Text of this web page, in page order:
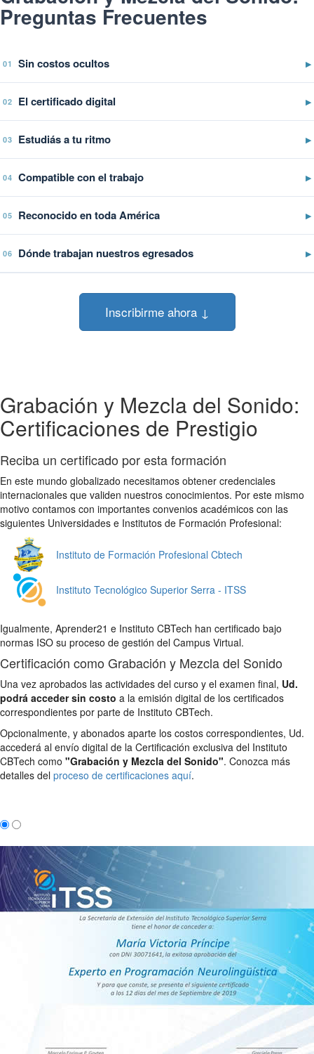
Preguntas Frecuentes
01 Sin costos ocultos ▶
02 El certificado digital ▶
03 Estudiás a tu ritmo ▶
04 Compatible con el trabajo ▶
05 Reconocido en toda América ▶
06 Dónde trabajan nuestros egresados ▶
Inscribirme ahora ↓
Grabación y Mezcla del Sonido:
Certificaciones de Prestigio
Reciba un certificado por esta formación
En este mundo globalizado necesitamos obtener credenciales
internacionales que validen nuestros conocimientos. Por este mismo
motivo contamos con importantes convenios académicos con las
siguientes Universidades e Institutos de Formación Profesional:
Instituto de Formación Profesional Cbtech
Instituto Tecnológico Superior Serra - ITSS
Igualmente, Aprender21 e Instituto CBTech han certificado bajo
normas ISO su proceso de gestión del Campus Virtual.
Certificación como Grabación y Mezcla del Sonido
Una vez aprobados las actividades del curso y el examen final, Ud.
podrá acceder sin costo a la emisión digital de los certificados
correspondientes por parte de Instituto CBTech.
Opcionalmente, y abonados aparte los costos correspondientes, Ud.
accederá al envío digital de la Certificación exclusiva del Instituto
CBTech como "Grabación y Mezcla del Sonido". Conozca más
detalles del proceso de certificaciones aquí.